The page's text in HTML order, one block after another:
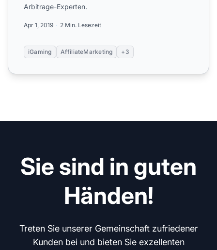
Arbitrage-Experten.
Apr 1, 2019 2 Min. Lesezeit
iGaming AffiliateMarketing +3
Sie sind in guten
Händen!
Treten Sie unserer Gemeinschaft zufriedener
Kunden bei und bieten Sie exzellenten